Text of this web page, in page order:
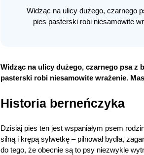
Widząc na ulicy dużego, czarnego
pies pasterski robi niesamowite
Widząc na ulicy dużego, czarnego psa z
pasterski robi niesamowite wrażenie.
Historia berneńczyka
Dzisiaj pies ten jest wspaniałym psem
silną i krępą sylwetkę – pilnował bydła,
do tego, że obecnie są to psy niezwykle